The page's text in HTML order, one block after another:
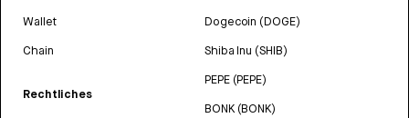
Wallet
Chain
Rechtliches
Dogecoin (DOGE)
Shiba Inu (SHIB)
PEPE (PEPE)
BONK (BONK)